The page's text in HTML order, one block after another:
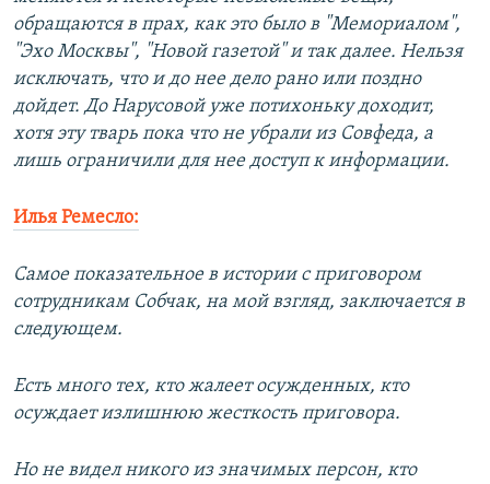
обращаются в прах, как это было в "Мемориалом",
"Эхо Москвы", "Новой газетой" и так далее. Нельзя
исключать, что и до нее дело рано или поздно
дойдет. До Нарусовой уже потихоньку доходит,
хотя эту тварь пока что не убрали из Совфеда, а
лишь ограничили для нее доступ к информации.
Илья Ремесло:
Самое показательное в истории с приговором
сотрудникам Собчак, на мой взгляд, заключается в
следующем.
Есть много тех, кто жалеет осужденных, кто
осуждает излишнюю жесткость приговора.
Но не видел никого из значимых персон, кто